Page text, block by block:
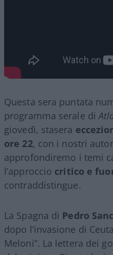
Questa sera puntata
programma serale di
giovedì, stasera
ore 22, con i nostri
approfondiremo i temi
l’approccio critico e
contraddistingue.
La Spagna di Pedro
dopo l’invasione di
Meloni”. La lettera dei